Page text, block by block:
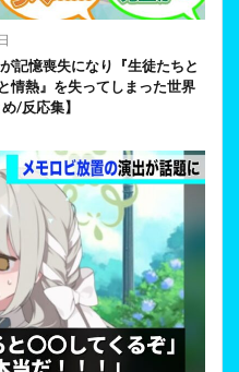
記憶喪失になり『生徒たちと
情熱』を失ってしまった世界
/反応集】